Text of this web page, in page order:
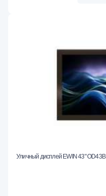
Уличный дисплей EWIN 43" OD43B